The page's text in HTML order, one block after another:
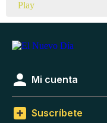
Mi cuenta
Suscríbete